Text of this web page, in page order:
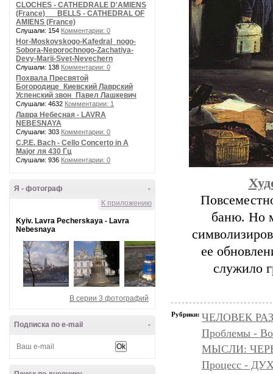
CLOCHES - CATHEDRALE D'AMIENS
(France) __ BELLS - CATHEDRAL OF
AMIENS (France)
Слушали: 154 Комментарии: 0
Hor-Moskovskogo-Kafedral_nogo-
Sobora-Neporochnogo-Zachatiya-
Devy-Marii-Svet-Nevechern
Слушали: 138 Комментарии: 0
Похвала Пресвятой
Богородице_Киевский Лаврский
Успенский звон_Павел Лашкевич
Слушали: 4632 Комментарии: 1
Лавра Небесная - LAVRA
NEBESNAYA
Слушали: 303 Комментарии: 0
C.P.E. Bach - Cello Concerto in A
Major ля 430 Гц
Слушали: 936 Комментарии: 0
-
Я - фотограф
К приложению
Kyiv. Lavra Pecherskaya - Lavra
Nebesnaya
В серии 3 фотографий
-
Подписка по e-mail
баню. Но
ее
служило
Рубрики: ЧЕЛОВЕК
Проблемы -
МЫСЛИ:
Процесс -